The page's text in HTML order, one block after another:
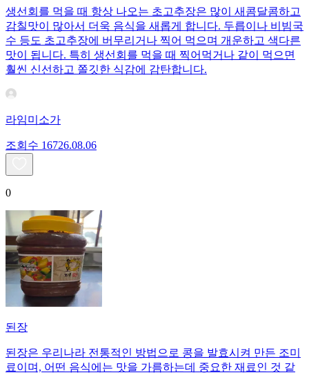
생선회를 먹을 때 항상 나오는 초고추장은 많이 새콤달콤하고
감칠맛이 많아서 더욱 음식을 새롭게 합니다. 두릅이나 비빔국
수 등도 초고추장에 버무리거나 찍어 먹으며 개운하고 색다른
맛이 됩니다. 특히 생선회를 먹을 때 찍어먹거나 같이 먹으면
훨씬 신선하고 쫄깃한 식감에 감탄합니다.
라임미소가
조회수 16726.08.06
0
된장
된장은 우리나라 전통적인 방법으로 콩을 발효시켜 만든 조미
료이며, 어떤 음식에는 맛을 가름하는데 중요한 재료인 것 같